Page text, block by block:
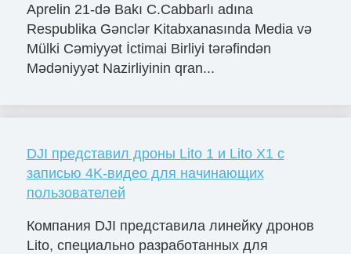
Aprelin 21-də Bakı C.Cabbarlı adına
Respublika Gənclər Kitabxanasında Media və
Mülki Cəmiyyət İctimai Birliyi tərəfindən
Mədəniyyət Nazirliyinin qran...
DJI представил дроны Lito 1 и Lito X1 с
записью 4K-видео для начинающих
пользователей
Компания DJI представила линейку дронов
Lito, специально разработанных для